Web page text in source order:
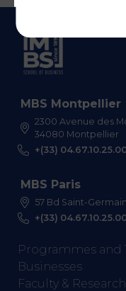
MBS Montpellier
2300 Avenue des
34080 Montpellier
+(33)
MBS Paris
57 Bd Saint-
+(33)
Programmes and
Businesses
Faculty & Research